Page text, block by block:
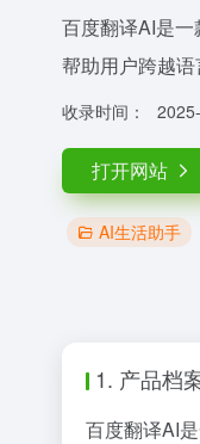
百度翻译AI是
帮助用户跨越语
收录时间：
打开网站
AI生活助手
1. 产品档
百度翻译AI